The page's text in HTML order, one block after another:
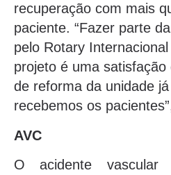
recuperação com mais
paciente. “Fazer parte
pelo Rotary
projeto é uma satisfação
de reforma da unidade
recebemos os
AVC
O acidente